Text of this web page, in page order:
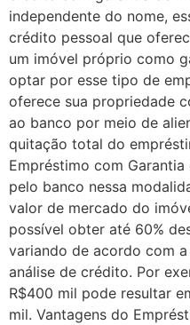
independente do nome,
crédito pessoal que
um imóvel próprio como
optar por esse tipo de
oferece sua propriedade
ao banco por meio de
quitação total do
Empréstimo com
pelo banco nessa
valor de mercado do
possível obter até 60%
variando de acordo com
análise de crédito. Por
R$400 mil pode resultar
mil. Vantagens do